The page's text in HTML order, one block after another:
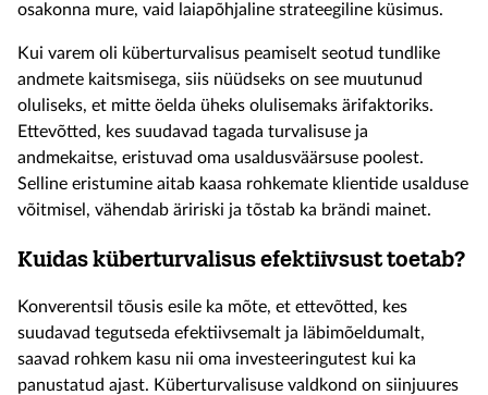
osakonna mure, vaid laiapõhjaline strateegiline küsimus.
Kui varem oli küberturvalisus peamiselt seotud tundlike
andmete kaitsmisega, siis nüüdseks on see muutunud
oluliseks, et mitte öelda üheks olulisemaks ärifaktoriks.
Ettevõtted, kes suudavad tagada turvalisuse ja
andmekaitse, eristuvad oma usaldusväärsuse poolest.
Selline eristumine aitab kaasa rohkemate klientide usalduse
võitmisel , vähendab äririski ja tõstab ka brändi mainet.
Kuidasküberturvalisusefektiivsusttoetab?
Konverentsil tõusis esile ka mõte, et ettevõtted, kes
suudavad tegutseda efektiivsemalt ja läbimõeldumalt,
saavad rohkem kasu nii oma investeeringutest kui ka
panustatud ajast. Küberturvalisuse valdkond on siinjuures